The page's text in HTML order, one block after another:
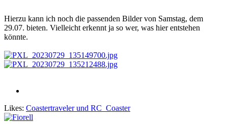
Hierzu kann ich noch die passenden Bilder von Samstag, dem
29.07. bieten. Vielleicht erkennt ja so wer, was hier entstehen
könnte.
Likes: Coastertravelerund RC_Coaster